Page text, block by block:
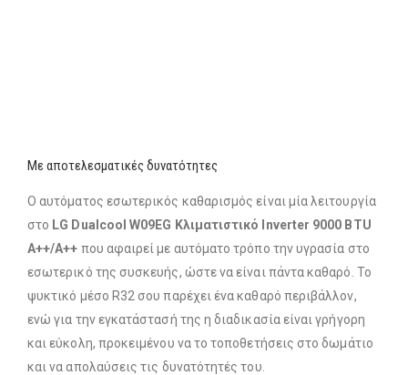
Με αποτελεσματικές δυνατότητες
Ο αυτόματος εσωτερικός καθαρισμός είναι μία λειτουργία
στο LG Dualcool W09EG Κλιματιστικό Inverter 9000 BTU
A++/A++ που αφαιρεί με αυτόματο τρόπο την υγρασία στο
εσωτερικό της συσκευής, ώστε να είναι πάντα καθαρό. Το
ψυκτικό μέσο R32 σου παρέχει ένα καθαρό περιβάλλον,
ενώ για την εγκατάστασή της η διαδικασία είναι γρήγορη
και εύκολη, προκειμένου να το τοποθετήσεις στο δωμάτιο
και να απολαύσεις τις δυνατότητές του.